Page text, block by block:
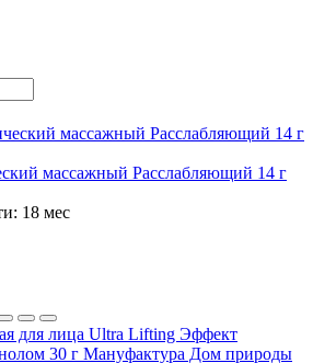
массажный Расслабляющий 14 г
18 мес